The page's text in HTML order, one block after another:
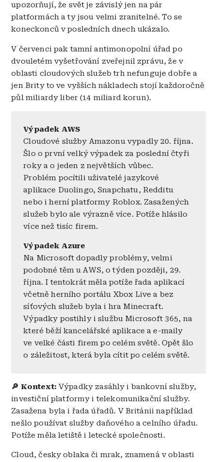
upozorňují, že svět je závislý jen na pár
platformách a ty jsou velmi zranitelné. To se
koneckonců v posledních dnech ukázalo.
V červenci pak tamní antimonopolní úřad po
dvouletém vyšetřování zveřejnil zprávu, že v
oblasti cloudových služeb trh nefunguje dobře a
jen Brity to ve vyšších nákladech stojí každoročně
půl miliardy liber (14 miliard korun).
Výpadek AWS
Cloudové služby Amazonu vypadly 20. října.
Šlo o první velký výpadek za poslední čtyři
roky a o jeden z největších vůbec.
Problém pocítili uživatelé jazykové
aplikace Duolingo, Snapchatu, Redditu
nebo i herní platformy Roblox. Zasažených
služeb bylo ale výrazně více. Potíže hlásilo
více než tisíc firem.
Výpadek Azure
Na Microsoft dopadly problémy, velmi
podobné těm u AWS, o týden později, 29.
října. I tentokrát měla potíže řada aplikací
včetně herního portálu Xbox Live a bez
síťových služeb byla i hra Minecraft.
Výpadky postihly i službu Microsoft 365, na
které běží kancelářské aplikace a e-maily
ve velké části firem po celém světě. Opět šlo
o záležitost, která byla cítit po celém světě.
🔎 Kontext: Výpadky zasáhly i bankovní služby,
investiční platformy i telekomunikační služby.
Zasažena byla i řada úřadů. V Británii například
nešlo používat služby daňového a celního úřadu.
Potíže měla letiště i letecké společnosti.
Cloud, česky oblaka či mrak, znamená v oblasti